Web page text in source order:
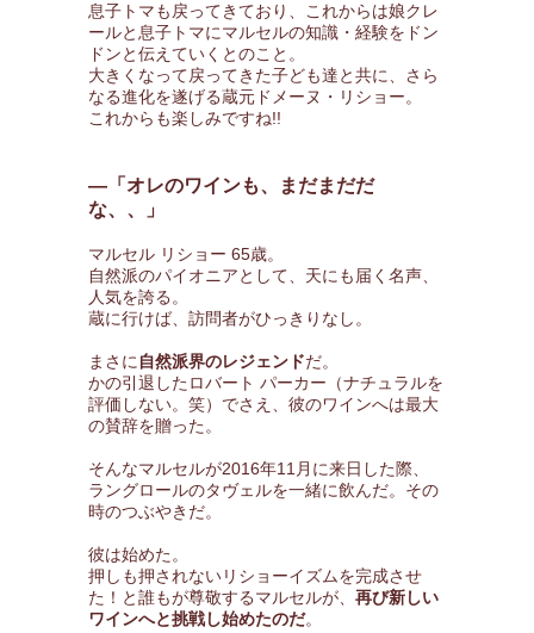
息子トマも戻ってきており、これからは娘クレ
ールと息子トマにマルセルの知識・経験をドン
ドンと伝えていくとのこと。
大きくなって戻ってきた子ども達と共に、さら
なる進化を遂げる蔵元ドメーヌ・リショー。
これからも楽しみですね!!
―「オレのワインも、まだまだだ
な、、」
マルセル リショー 65歳。
自然派のパイオニアとして、天にも届く名声、
人気を誇る。
蔵に行けば、訪問者がひっきりなし。
まさに 自然派界のレジェンドだ。
かの引退したロバート パーカー（ナチュラルを
評価しない。笑）でさえ、彼のワインへは最大
の賛辞を贈った。
そんなマルセルが2016年11月に来日した際、
ラングロールのタヴェルを一緒に飲んだ。その
時のつぶやきだ。
彼は始めた。
押しも押されないリショーイズムを完成させ
た！と誰もが尊敬するマルセルが、 再び新しい
ワインへと挑戦し始めたのだ。